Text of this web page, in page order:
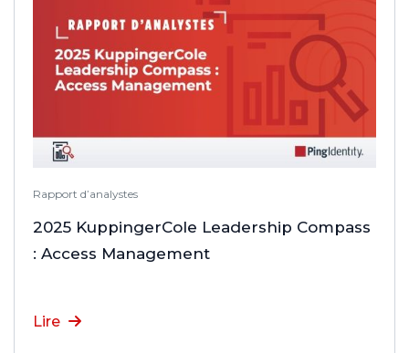
Rapport d’analystes
2025 KuppingerCole Leadership Compass
: Access Management
Lire